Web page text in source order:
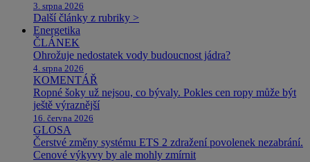
3. srpna 2026
Další články z rubriky >
Energetika
ČLÁNEK
Ohrožuje nedostatek vody budoucnost jádra?
4. srpna 2026
KOMENTÁŘ
Ropné šoky už nejsou, co bývaly. Pokles cen ropy může být
ještě výraznější
16. června 2026
GLOSA
Čerstvé změny systému ETS 2 zdražení povolenek nezabrání.
Cenové výkyvy by ale mohly zmírnit